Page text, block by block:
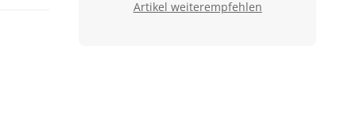
Artikel weiterempfehlen